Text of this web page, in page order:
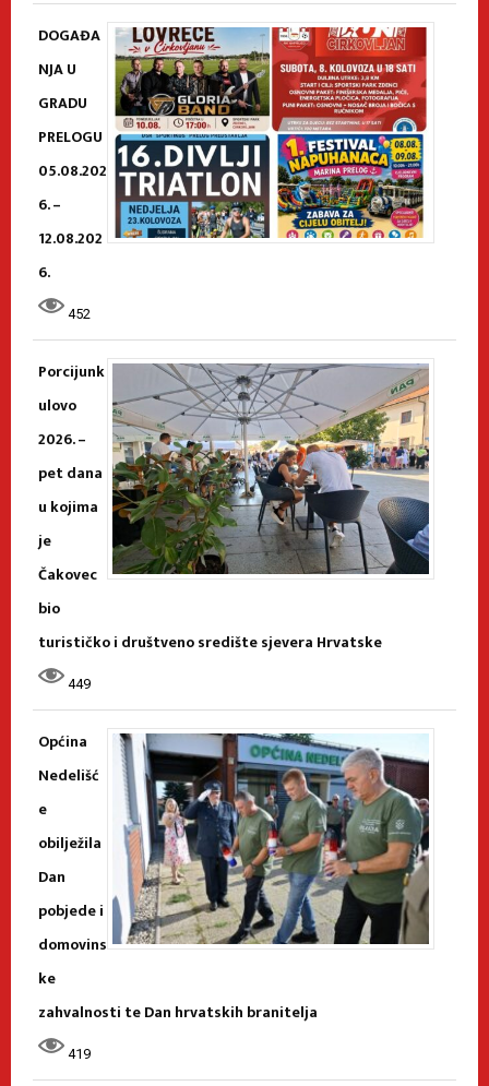
DOGAĐA
NJA U
GRADU
PRELOGU
05.08.202
6. –
12.08.202
6.
452
Porcijunk
ulovo
2026. –
pet dana
u kojima
je
Čakovec
bio
turističko i društveno središte sjevera Hrvatske
449
Općina
Nedelišć
e
obilježila
Dan
pobjede i
domovins
ke
zahvalnosti te Dan hrvatskih branitelja
419